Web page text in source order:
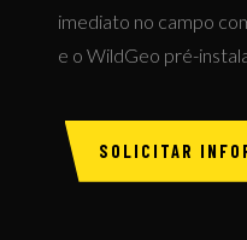
imediato no campo
e o WildGeo pré-
SOLICITAR